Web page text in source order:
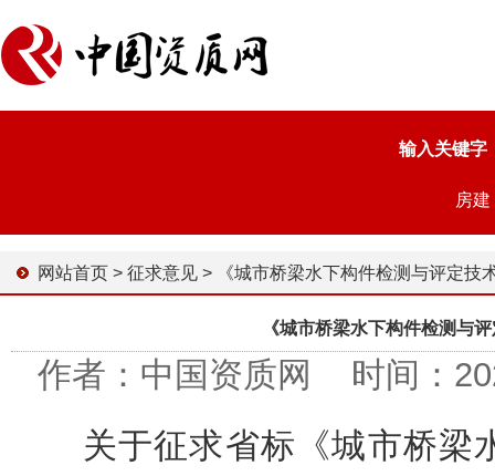
输入关键字
房建
网站首页 > 征求意见 > 《城市桥梁水下构件检测与评定技术标准》（征求意
《城市桥梁水下构件检测与
作者：中国资质网 时间：
关于征求省标《城市桥梁